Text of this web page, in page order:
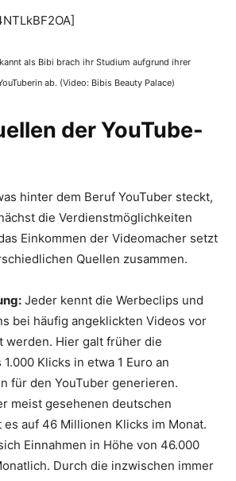
als Bibi brach ihr Studium aufgrund ihrer
ab. (Video: Bibis Beauty Palace)
der YouTube-
hinter dem Beruf YouTuber steckt,
die Verdienstmöglichkeiten
Einkommen der Videomacher setzt
Quellen zusammen.
Jeder kennt die Werbeclips und
bei häufig angeklickten Videos vor
werden. Hier galt früher die
Klicks in etwa 1 Euro an
für den YouTuber generieren.
meist gesehenen deutschen
es auf 46 Millionen Klicks im Monat.
Einnahmen in Höhe von 46.000
Durch die inzwischen immer